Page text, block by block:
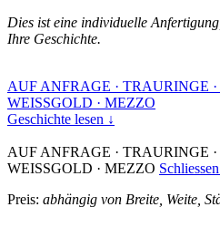
Dies ist eine individuelle
Ihre Geschichte.
AUF ANFRAGE · TRAURINGE ·
WEISSGOLD · MEZZO
Geschichte lesen ↓
AUF ANFRAGE · TRAURINGE ·
WEISSGOLD · MEZZO
Preis: abhängig von Breite, Weite,